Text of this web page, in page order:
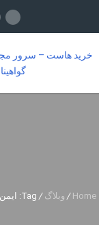
Home
/ وبلاگ / Tag: ایمن سازی هاست لاراول